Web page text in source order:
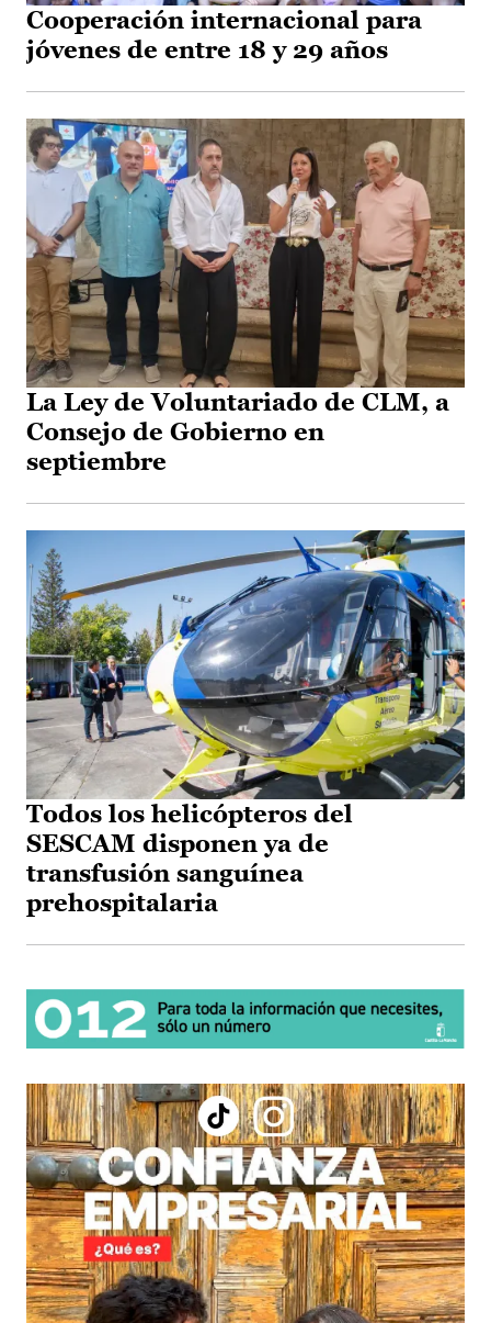
Cooperación internacional para
jóvenes de entre 18 y 29 años
La Ley de Voluntariado de CLM, a
Consejo de Gobierno en
septiembre
Todos los helicópteros del
SESCAM disponen ya de
transfusión sanguínea
prehospitalaria